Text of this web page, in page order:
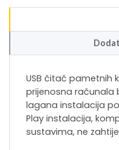
USB čitač pametnih
prijenosna računala
lagana instalacija
Play instalacija,
sustavima, ne